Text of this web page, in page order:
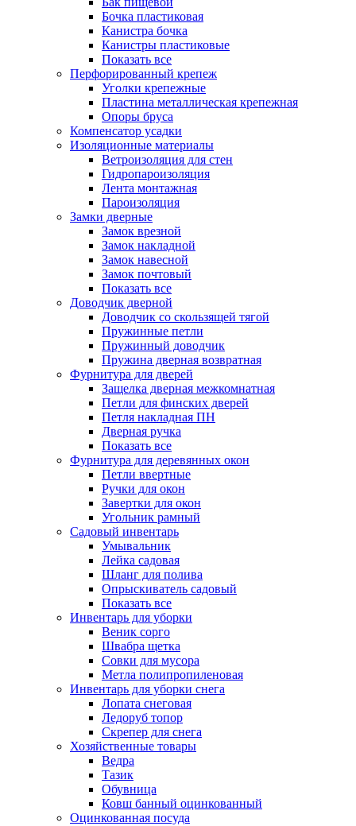
Бочка пластиковая
Канистра бочка
Канистры пластиковые
Показать все
Перфорированный крепеж
Уголки крепежные
Пластина металлическая крепежная
Опоры бруса
Компенсатор усадки
Изоляционные материалы
Ветроизоляция для стен
Гидропароизоляция
Лента монтажная
Пароизоляция
Замки дверные
Замок врезной
Замок накладной
Замок навесной
Замок почтовый
Показать все
Доводчик дверной
Доводчик со скользящей тягой
Пружинные петли
Пружинный доводчик
Пружина дверная возвратная
Фурнитура для дверей
Защелка дверная межкомнатная
Петли для финских дверей
Петля накладная ПН
Дверная ручка
Показать все
Фурнитура для деревянных окон
Петли ввертные
Ручки для окон
Завертки для окон
Угольник рамный
Садовый инвентарь
Умывальник
Лейка садовая
Шланг для полива
Опрыскиватель садовый
Показать все
Инвентарь для уборки
Веник сорго
Швабра щетка
Совки для мусора
Метла полипропиленовая
Инвентарь для уборки снега
Лопата снеговая
Ледоруб топор
Скрепер для снега
Хозяйственные товары
Ведра
Тазик
Обувница
Ковш банный оцинкованный
Оцинкованная посуда